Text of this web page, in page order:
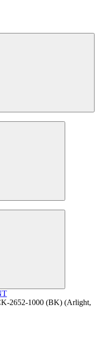
2652-1000 (BK) (Arlight,